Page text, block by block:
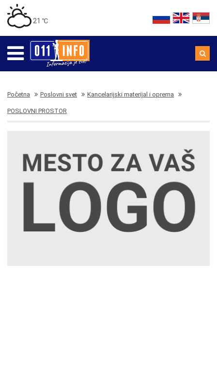
21 ℃
Početna Poslovni svet Kancelarijski materijal i oprema
POSLOVNI PROSTOR